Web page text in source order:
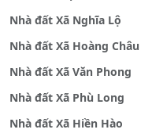
Nhà đất Xã Nghĩa Lộ
Nhà đất Xã Hoàng Châu
Nhà đất Xã Văn Phong
Nhà đất Xã Phù Long
Nhà đất Xã Hiền Hào